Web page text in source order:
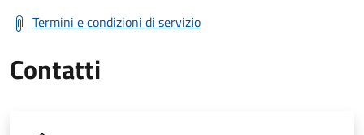
Termini e condizioni di servizio
Contatti